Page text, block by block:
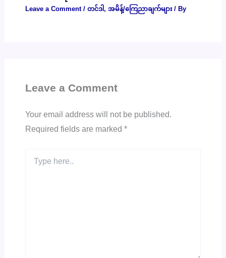
Leave a Comment / တင်ဒါ , အမိန့်/ကြေညာချက်များ/ By
Leave a Comment
Your email address will not be published.
Required fields are marked *
here..